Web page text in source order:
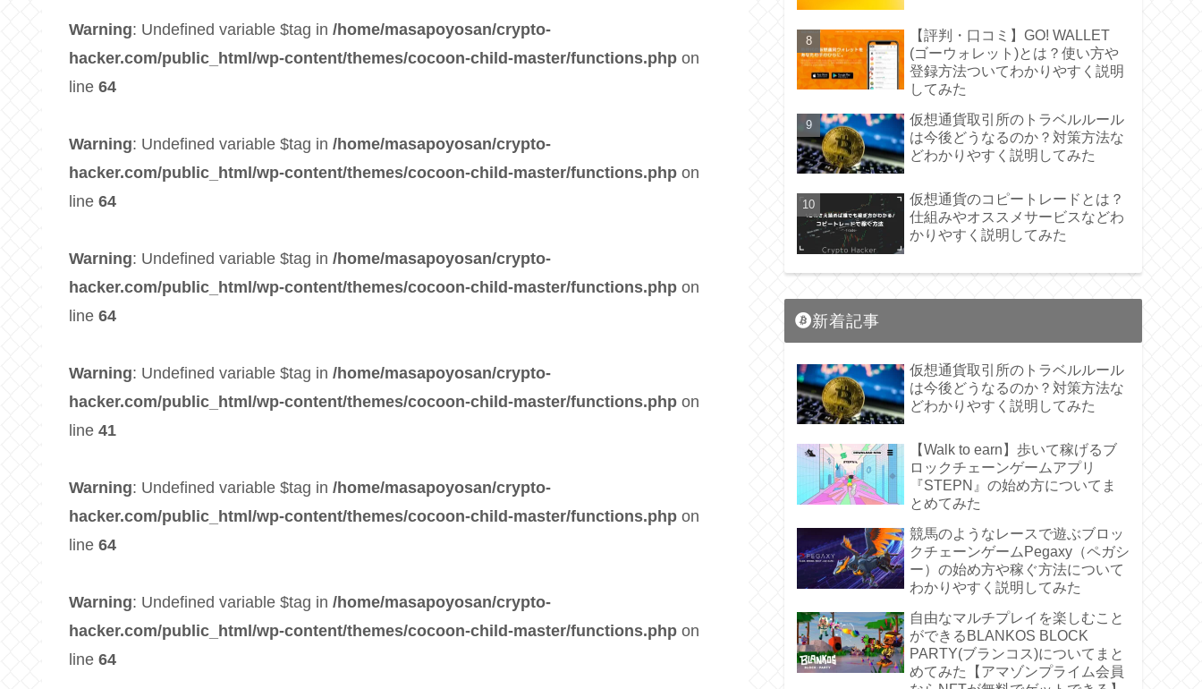
Warning: Undefined variable $tag in /home/masapoyosan/crypto-
hacker.com/public_html/wp-content/themes/cocoon-child-master/functions.php on
line 64
Warning: Undefined variable $tag in /home/masapoyosan/crypto-
hacker.com/public_html/wp-content/themes/cocoon-child-master/functions.php on
line 64
Warning: Undefined variable $tag in /home/masapoyosan/crypto-
hacker.com/public_html/wp-content/themes/cocoon-child-master/functions.php on
line 64
Warning: Undefined variable $tag in /home/masapoyosan/crypto-
hacker.com/public_html/wp-content/themes/cocoon-child-master/functions.php on
line 41
Warning: Undefined variable $tag in /home/masapoyosan/crypto-
hacker.com/public_html/wp-content/themes/cocoon-child-master/functions.php on
line 64
Warning: Undefined variable $tag in /home/masapoyosan/crypto-
hacker.com/public_html/wp-content/themes/cocoon-child-master/functions.php on
line 64
【評判・口コミ】GO! WALLET
(ゴーウォレット)とは？使い方や
登録方法ついてわかりやすく説明
してみた
仮想通貨取引所のトラベルルール
は今後どうなるのか？対策方法な
どわかりやすく説明してみた
仮想通貨のコピートレードとは？
仕組みやオススメサービスなどわ
かりやすく説明してみた
新着記事
仮想通貨取引所のトラベルルール
は今後どうなるのか？対策方法な
どわかりやすく説明してみた
【Walk to earn】歩いて稼げるブ
ロックチェーンゲームアプリ
『STEPN』の始め方についてま
とめてみた
競馬のようなレースで遊ぶブロッ
クチェーンゲームPegaxy（ペガシ
ー）の始め方や稼ぐ方法について
わかりやすく説明してみた
自由なマルチプレイを楽しむこと
ができるBLANKOS BLOCK
PARTY(ブランコス)についてまと
めてみた【アマゾンプライム会員